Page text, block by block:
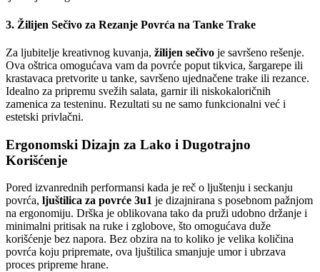
3. Žilijen Sečivo za Rezanje Povrća na Tanke Trake
Za ljubitelje kreativnog kuvanja, žilijen sečivo je savršeno rešenje.
Ova oštrica omogućava vam da povrće poput tikvica, šargarepe ili
krastavaca pretvorite u tanke, savršeno ujednačene trake ili rezance.
Idealno za pripremu svežih salata, garnir ili niskokaloričnih
zamenica za testeninu. Rezultati su ne samo funkcionalni već i
estetski privlačni.
Ergonomski Dizajn za Lako i Dugotrajno
Korišćenje
Pored izvanrednih performansi kada je reč o ljuštenju i seckanju
povrća, ljuštilica za povrće 3u1 je dizajnirana s posebnom pažnjom
na ergonomiju. Drška je oblikovana tako da pruži udobno držanje i
minimalni pritisak na ruke i zglobove, što omogućava duže
korišćenje bez napora. Bez obzira na to koliko je velika količina
povrća koju pripremate, ova ljuštilica smanjuje umor i ubrzava
proces pripreme hrane.